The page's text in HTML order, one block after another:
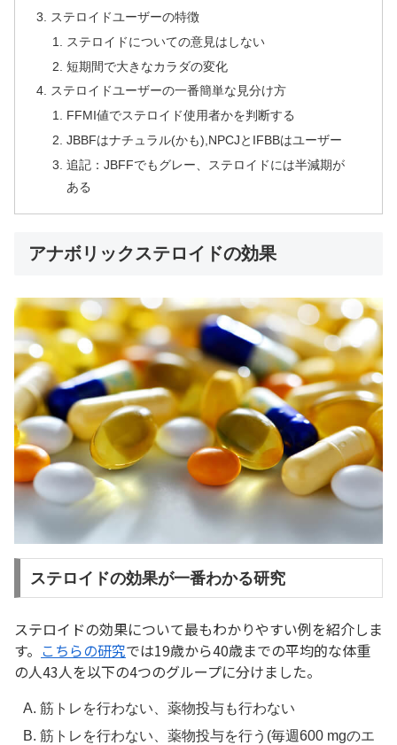
ステロイドユーザーの特徴
ステロイドについての意見はしない
短期間で大きなカラダの変化
ステロイドユーザーの一番簡単な見分け方
FFMI値でステロイド使用者かを判断する
JBBFはナチュラル(かも),NPCJとIFBBはユーザー
追記：JBFFでもグレー、ステロイドには半減期が
ある
アナボリックステロイドの効果
ステロイドの効果が一番わかる研究
ステロイドの効果について最もわかりやすい例を紹介しま
す。 こちらの研究では19歳から40歳までの平均的な体重
の人43人を以下の4つのグループに分けました。
筋トレを行わない、薬物投与も行わない
筋トレを行わない、薬物投与を行う(毎週600 mgのエ